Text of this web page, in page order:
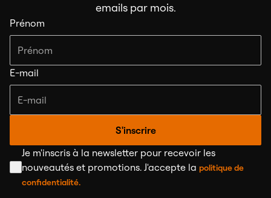
emails par mois.
Prénom
E-mail
S'inscrire
Je m'inscris à la newsletter pour recevoir les
nouveautés et promotions. J'accepte la politique de
confidentialité.